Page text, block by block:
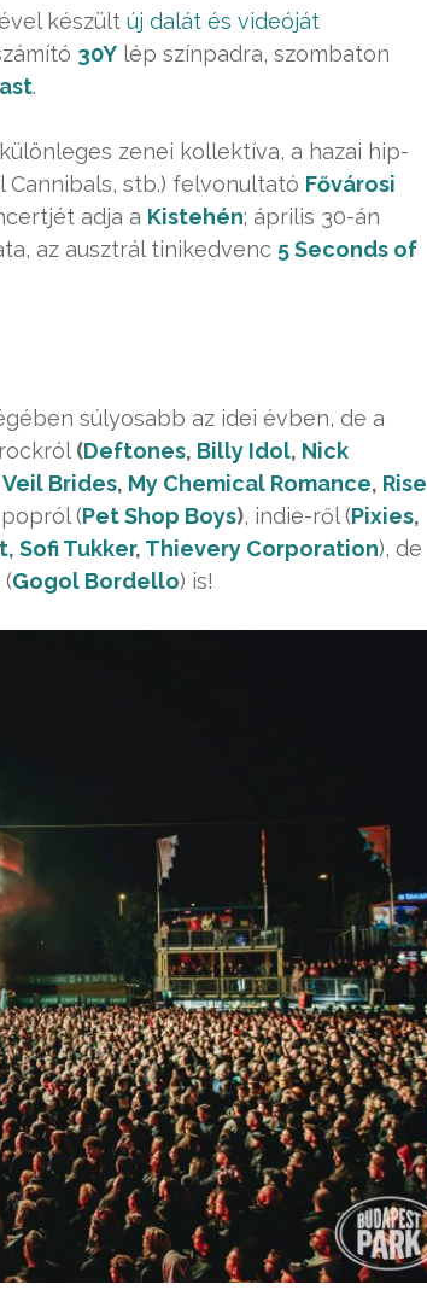
készült új dalát és videóját
30Y lép színpadra, szombaton
.
zenei kollektíva, a hazai hip-
Cannibals, stb.) felvonultató Fővárosi
adja a Kistehén; április 30-án
az ausztrál tinikedvenc 5 Seconds of
súlyosabb az idei évben, de a
(Deftones, Billy Idol, Nick
Brides, My Chemical Romance, Rise
popról (Pet Shop Boys), indie-ről (Pixies,
, Sofi Tukker, Thievery Corporation), de
Gogol Bordello) is!